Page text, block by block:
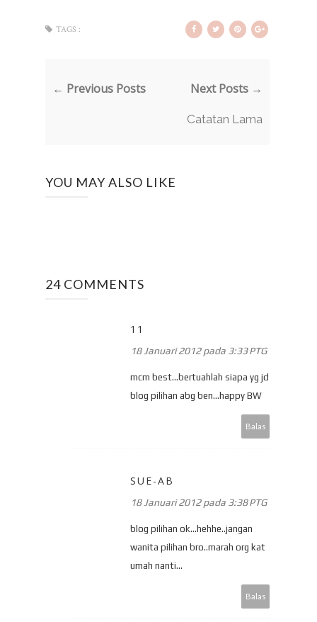
TAGS :
← Previous Posts Next Posts →
Catatan Lama
YOU MAY ALSO LIKE
24 COMMENTS
11
18 Januari 2012 pada 3:33 PTG
mcm best...bertuahlah siapa yg jd
blog pilihan abg ben...happy BW
Balas
SUE-AB
18 Januari 2012 pada 3:38 PTG
blog pilihan ok...hehhe..jangan
wanita pilihan bro..marah org kat
umah nanti...
Balas